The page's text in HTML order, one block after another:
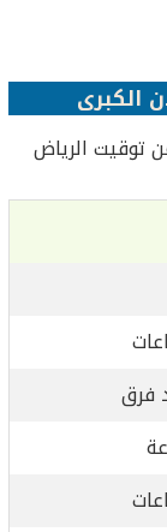
الكبرى
توقيت الرياض
فرق